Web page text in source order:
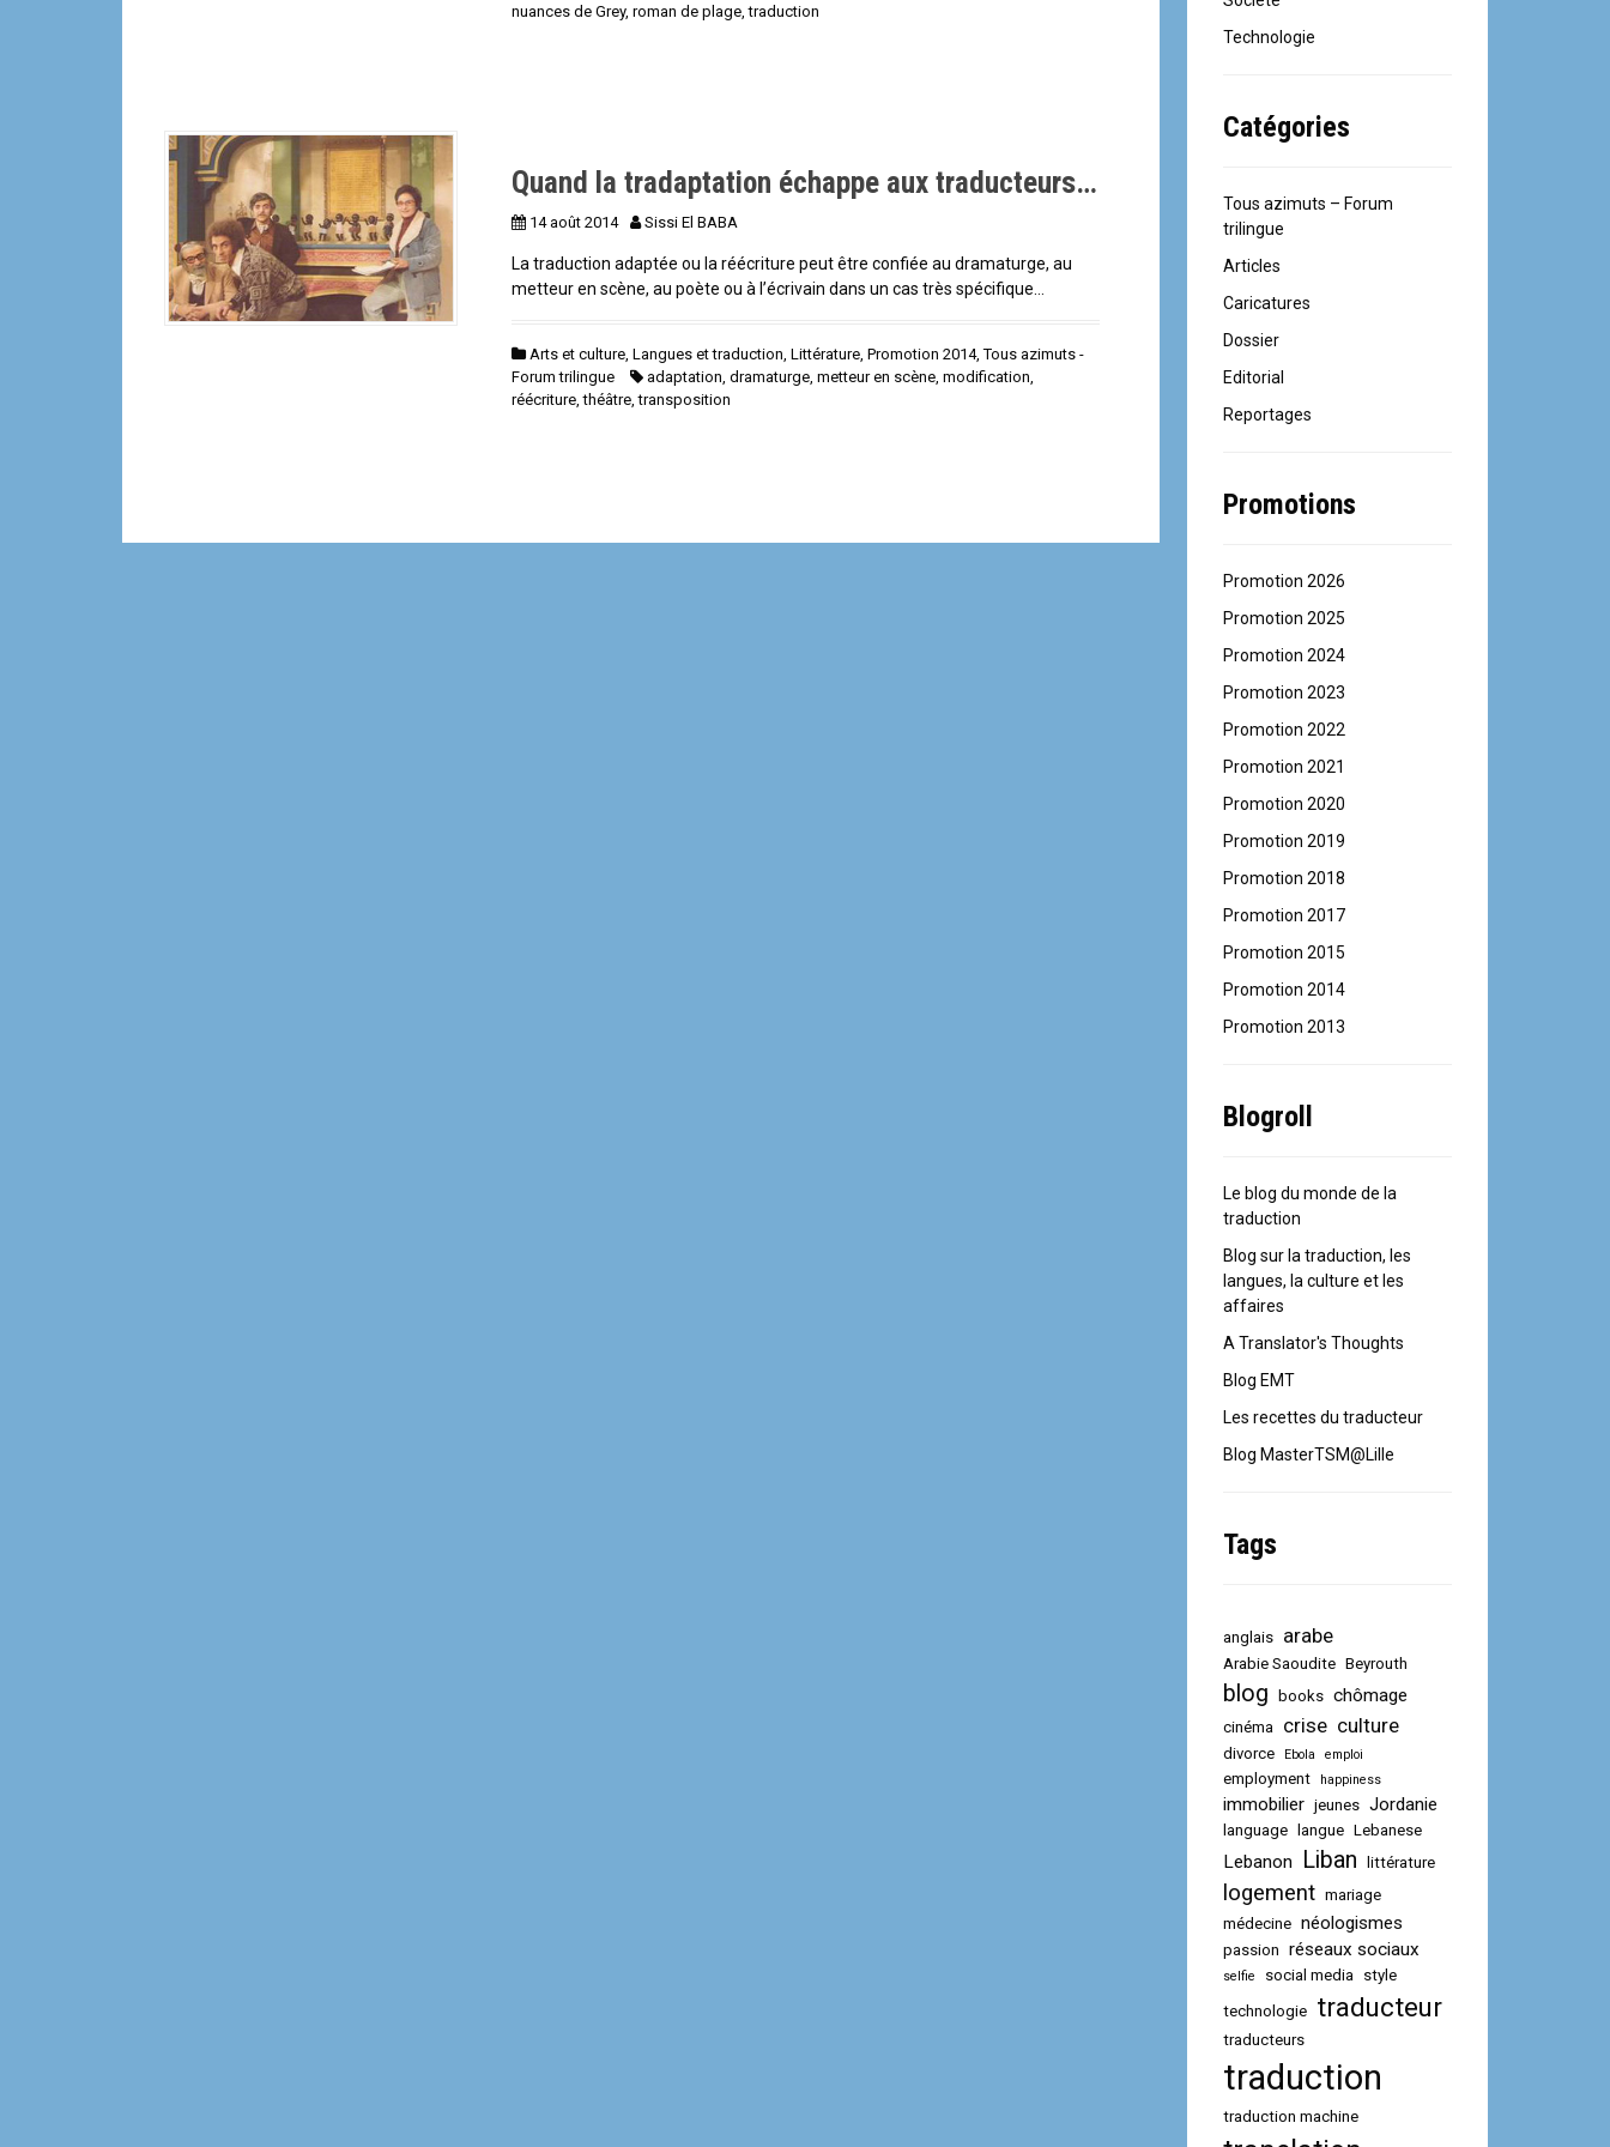
nuances de Grey,roman de plage,traduction
Quand la tradaptation échappe aux traducteurs…
14 août 2014 Sissi El BABA
La traduction adaptée ou la réécriture peut être confiée au dramaturge, au
metteur en scène, au poète ou à l’écrivain dans un cas très spécifique…
Arts et culture,Langues et traduction,Littérature,Promotion 2014,Tous azimuts -
Forum trilingue
adaptation,dramaturge,metteur en scène,modification,
réécriture,théâtre,transposition
Technologie
Catégories
Tous azimuts – Forum
trilingue
Articles
Caricatures
Dossier
Editorial
Reportages
Promotions
Promotion 2026
Promotion 2025
Promotion 2024
Promotion 2023
Promotion 2022
Promotion 2021
Promotion 2020
Promotion 2019
Promotion 2018
Promotion 2017
Promotion 2015
Promotion 2014
Promotion 2013
Blogroll
Le blog du monde de la
traduction
Blog sur la traduction, les
langues, la culture et les
affaires
A Translator's Thoughts
Blog EMT
Les recettes du traducteur
Blog MasterTSM@Lille
Tags
anglais arabe
Arabie Saoudite Beyrouth
blog books chômage
cinéma crise culture
divorce Ebola emploi
employment happiness
immobilier jeunes Jordanie
language langue Lebanese
Lebanon Liban littérature
logement mariage
médecine néologismes
passion réseaux sociaux
selfie social media style
technologie traducteur
traducteurs
traduction
traduction machine